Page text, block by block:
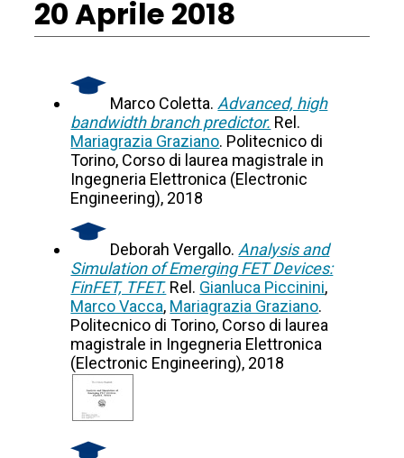
20 Aprile 2018
Marco Coletta. Advanced, high
bandwidth branch predictor. Rel.
Mariagrazia Graziano. Politecnico di
Torino, Corso di laurea magistrale in
Ingegneria Elettronica (Electronic
Engineering), 2018
Deborah Vergallo. Analysis and
Simulation of Emerging FET Devices:
FinFET, TFET. Rel. Gianluca Piccinini,
Marco Vacca, Mariagrazia Graziano.
Politecnico di Torino, Corso di laurea
magistrale in Ingegneria Elettronica
(Electronic Engineering), 2018